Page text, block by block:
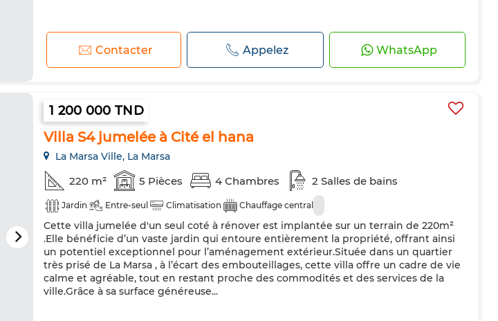
Contacter Appelez WhatsApp
1 200 000 TND
Villa S4 jumelée à Cité el hana
La Marsa Ville, La Marsa
220 m² 5 Pièces 4 Chambres 2 Salles de bains
Jardin Entre-seul Climatisation Chauffage central
Cette villa jumelée d'un seul coté à rénover est implantée sur un terrain de 220m²
.Elle bénéficie d’un vaste jardin qui entoure entièrement la propriété, offrant ainsi
un potentiel exceptionnel pour l’aménagement extérieur.Située dans un quartier
très prisé de La Marsa , à l’écart des embouteillages, cette villa offre un cadre de vie
calme et agréable, tout en restant proche des commodités et des services de la
ville.Grâce à sa surface généreuse...